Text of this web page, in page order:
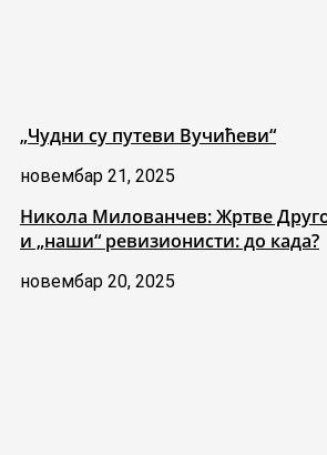
„Чудни су путеви Вучићеви“
новембар 21, 2025
Никола Милованчев: Жртве
и „наши“ ревизионисти: до када?
новембар 20, 2025